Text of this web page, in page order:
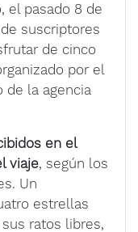
el pasado 8 de
suscriptores
de cinco
por el
de la agencia
en el
viaje, según los
Un
estrellas
ratos libres,